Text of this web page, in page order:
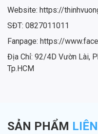
Website: https://
SĐT: 0827011011
Fanpage: https://
Địa Chỉ: 92/4D Vườn Lài,
Tp.HCM
SẢN PHẨM